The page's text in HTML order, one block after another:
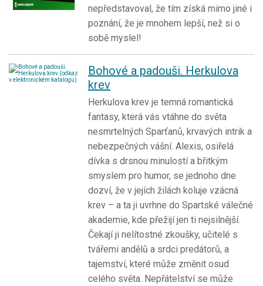
nepředstavoval, že tím získá mimo jiné i
poznání, že je mnohem lepší, než si o
sobě myslel!
Bohové a padouši. Herkulova
krev
Herkulova krev je temná romantická
fantasy, která vás vtáhne do světa
nesmrtelných Sparťanů, krvavých intrik a
nebezpečných vášní. Alexis, osiřelá
dívka s drsnou minulostí a břitkým
smyslem pro humor, se jednoho dne
dozví, že v jejích žilách koluje vzácná
krev – a ta ji uvrhne do Spartské válečné
akademie, kde přežijí jen ti nejsilnější.
Čekají ji nelítostné zkoušky, učitelé s
tvářemi andělů a srdci predátorů, a
tajemství, které může změnit osud
celého světa. Nepřátelství se může